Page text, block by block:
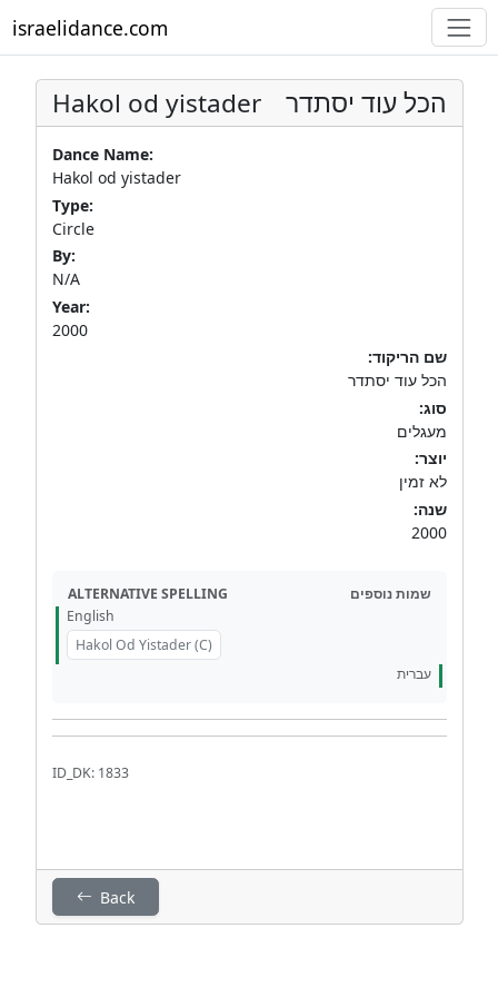
israelidance.com
Hakol od yistader הכל עוד יסתדר
Dance Name:
Hakol od yistader
Type:
Circle
By:
N/A
Year:
2000
שם הריקוד:
הכל עוד יסתדר
סוג:
מעגלים
יוצר:
לא זמין
שנה:
2000
ALTERNATIVE SPELLING
שמות נוספים
English
Hakol Od Yistader (C)
עברית
ID_DK: 1833
Back